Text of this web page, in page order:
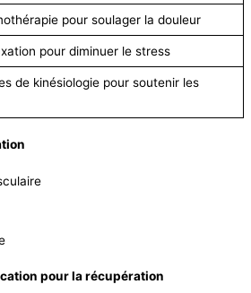
pour soulager la douleur
pour diminuer le stress
de kinésiologie pour soutenir les
pour la récupération